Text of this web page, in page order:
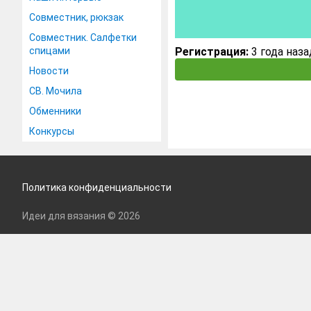
Совместник, рюкзак
Совместник. Салфетки
спицами
Новости
СВ. Мочила
Обменники
Конкурсы
Регистрация: 3 года
Политика конфиденциальности
Идеи для вязания © 2026